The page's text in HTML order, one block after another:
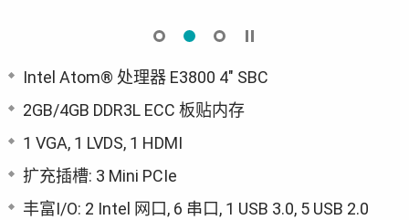
Intel Atom® 处理器 E3800 4" SBC
2GB/4GB DDR3L ECC 板贴内存
1 VGA, 1 LVDS, 1 HDMI
扩充插槽: 3 Mini PCIe
丰富I/O: 2 Intel 网口, 6 串口, 1 USB 3.0, 5 USB 2.0